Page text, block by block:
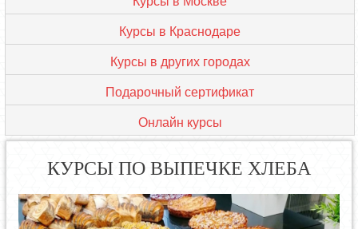
Курсы в Краснодаре
Курсы в других городах
Подарочный сертификат
Онлайн курсы
КУРСЫ ПО ВЫПЕЧКЕ ХЛЕБА